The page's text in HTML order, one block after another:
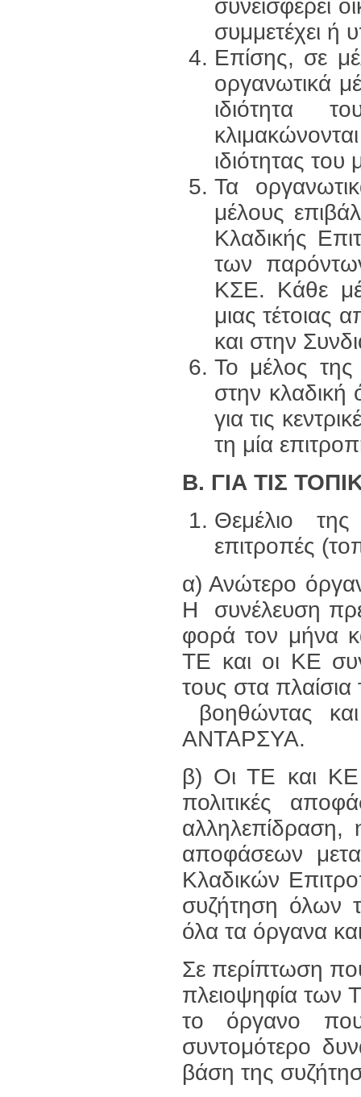
συνεισφέρει
συμμετέχει ή
Επίσης, σε
οργανωτικά
ιδιότητα
ιδιότητας του
Τα
μέλους
Κλαδικής
των
ΚΣΕ. Κάθε
μιας τέτοιας
και στην
Το μέλος
στην κλαδική
για τις
τη μία
Β. ΓΙΑ ΤΙΣ
Θεμέλιο
επιτροπές
α) Ανώτερο
Η συνέλευση
φορά τον μήνα
ΤΕ και οι ΚΕ
τους στα
βοηθώντας
ΑΝΤΑΡΣΥΑ.
β) Οι ΤΕ και ΚΕ
πολιτικές
αλληλεπίδραση,
αποφάσεων
Κλαδικών
συζήτηση όλων
όλα τα όργανα
Σε περίπτωση
πλειοψηφία των
το όργανο που
συντομότερο
βάση της